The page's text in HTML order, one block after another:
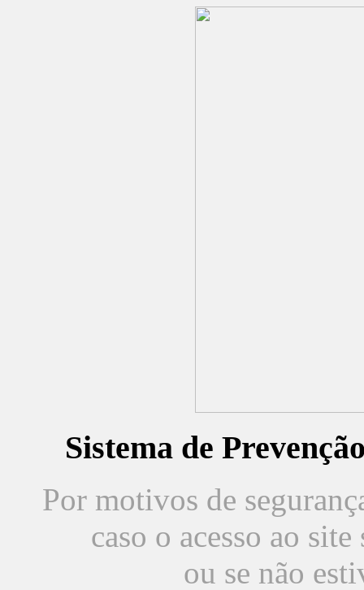
Sistema de
Por motivos de
caso o acesso ao
ou se não